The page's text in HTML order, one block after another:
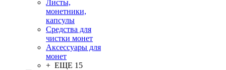
Листы,
монетники,
капсулы
Средства для
чистки монет
Аксессуары для
монет
+ ЕЩЕ 15